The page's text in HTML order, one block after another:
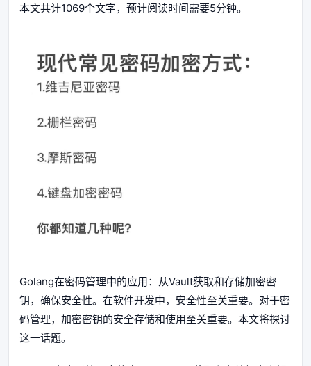
本文共计1069个文字，预计阅读时间需要5分钟。
Golang在密码管理中的应用：从Vault获取和存储加密密
钥，确保安全性。在软件开发中，安全性至关重要。对于密
码管理，加密密钥的安全存储和使用至关重要。本文将探讨
这一话题。